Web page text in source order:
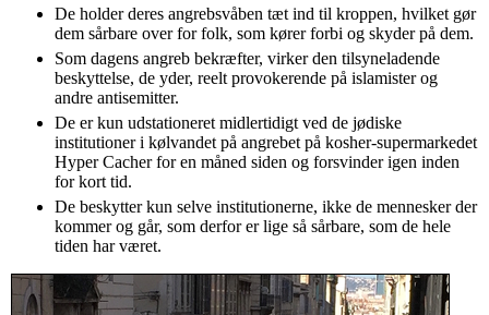
De holder deres angrebsvåben tæt ind til kroppen, hvilket gør
dem sårbare over for folk, som kører forbi og skyder på dem.
Som dagens angreb bekræfter, virker den tilsyneladende
beskyttelse, de yder, reelt provokerende på islamister og
andre antisemitter.
De er kun udstationeret midlertidigt ved de jødiske
institutioner i kølvandet på angrebet på kosher-supermarkedet
Hyper Cacher for en måned siden og forsvinder igen inden
for kort tid.
De beskytter kun selve institutionerne, ikke de mennesker der
kommer og går, som derfor er lige så sårbare, som de hele
tiden har været.